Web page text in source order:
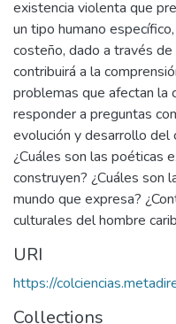
existencia violenta que
un tipo humano
costeño, dado a través
contribuirá a la
problemas que afectan la
responder a preguntas
evolución y desarrollo del
¿Cuáles son las poéticas
construyen? ¿Cuáles son
mundo que expresa?
culturales del hombre
URI
https://
Collections